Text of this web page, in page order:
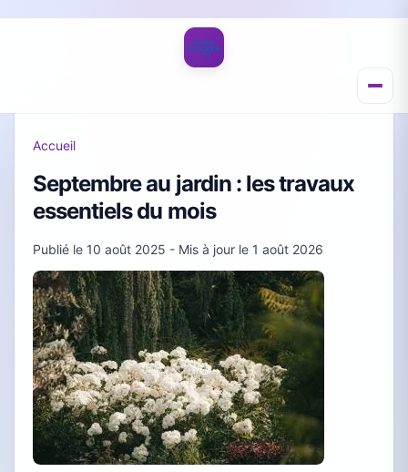
Accueil
Septembre au jardin : les travaux
essentiels du mois
Publié le 10 août 2025 - Mis à jour le 1 août 2026